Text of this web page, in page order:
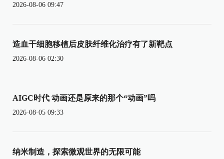
2026-08-06 09:47
造血干细胞移植后皮肤纤维化治疗有了新靶点
2026-08-06 02:30
AIGC时代 动画还是原来的那个“动画”吗
2026-08-05 09:33
纳米制造，探索微观世界的无限可能